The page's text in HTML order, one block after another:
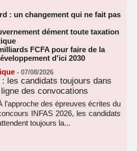
: un changement qui ne fait pas
dément toute taxation
FCFA pour faire de la
d'ici 2030
- 07/08/2026
les candidats toujours dans
des convocations
l’approche des épreuves écrites du
INFAS 2026, les candidats
toujours la...